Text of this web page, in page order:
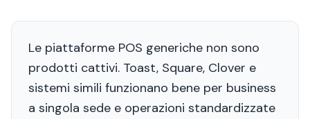
Le piattaforme POS generiche non sono
prodotti cattivi. Toast, Square, Clover e
sistemi simili funzionano bene per business
a singola sede e operazioni standardizzate